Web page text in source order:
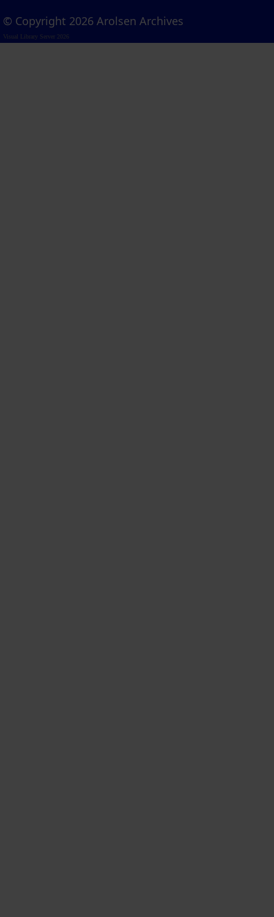
© Copyright 2026 Arolsen Archives
Visual Library Server 2026